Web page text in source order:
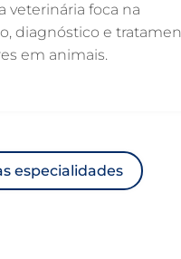
veterinária foca na
diagnóstico e
em animais.
especialidades